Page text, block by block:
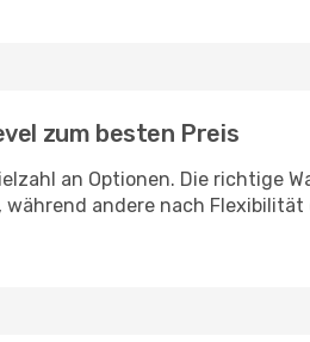
zum besten Preis
an Optionen. Die richtige
andere nach